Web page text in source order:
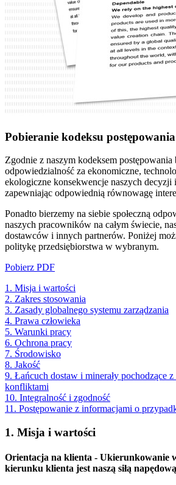
Pobieranie kodeksu postępowania
Zgodnie z naszym kodeksem postępowania
odpowiedzialność za ekonomiczne,
ekologiczne konsekwencje naszych decyzji
zapewniając odpowiednią równowagę
Ponadto bierzemy na siebie społeczną
naszych pracowników na całym świecie,
dostawców i innych partnerów. Poniżej
politykę przedsiębiorstwa w wybranym.
Pobierz PDF
1. Misja i wartości
2. Zakres stosowania
3. Zasady globalnego systemu zarządzania
4. Prawa człowieka
5. Warunki pracy
6. Ochrona pracy
7. Środowisko
8. Jakość
9. Łańcuch dostaw i minerały pochodzące
konfliktami
10. Integralność i zgodność
11. Postępowanie z informacjami o
1. Misja i wartości
Orientacja na klienta - Ukierunkowanie
kierunku klienta jest naszą siłą napędową